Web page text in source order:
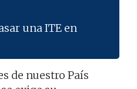
una ITE en
de nuestro País